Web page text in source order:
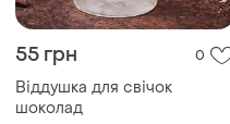
55 грн 0
Віддушка для свічок
шоколад